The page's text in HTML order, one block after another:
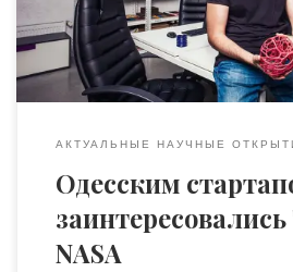
начиналось? ИсторияKwambio —
бизнеса, […]
АКТУАЛЬНЫЕ НАУЧНЫЕ
Одесским
NASA